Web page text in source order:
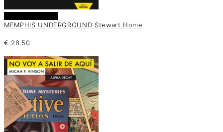
MEMPHIS UNDERGROUND Stewart Home
€ 28.50